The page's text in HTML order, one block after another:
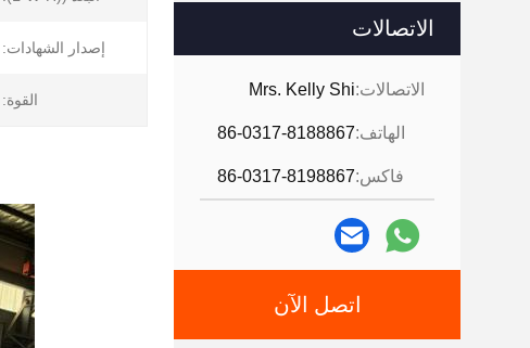
الاتصالات
الاتصالات:Mrs. Kelly Shi
الهاتف:86-0317-8188867
فاكس:86-0317-8198867
اتصل الآن
إصدار الشهادات:
القوة: